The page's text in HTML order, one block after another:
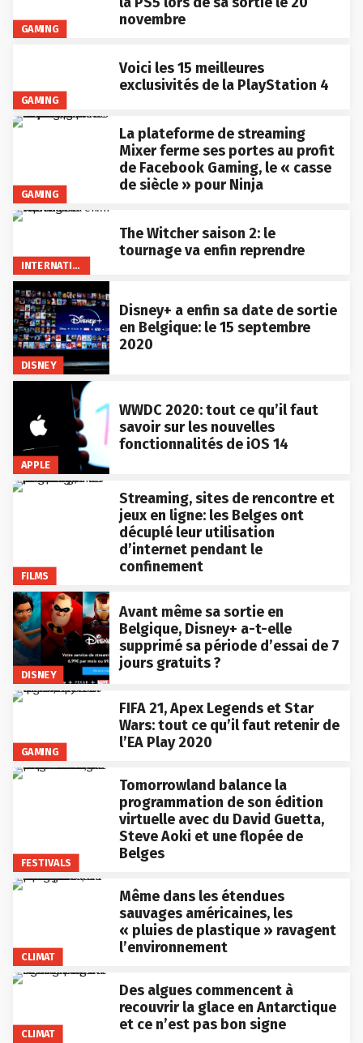
GAMING
novembre
GAMING
Voici les 15 meilleures
exclusivités de la PlayStation 4
GAMING
La plateforme de streaming
Mixer ferme ses portes au profit
de Facebook Gaming, le « casse
de siècle » pour Ninja
INTERNATIONAL
The Witcher saison 2: le
tournage va enfin reprendre
DISNEY
Disney+ a enfin sa date de sortie
en Belgique: le 15 septembre
2020
APPLE
WWDC 2020: tout ce qu’il faut
savoir sur les nouvelles
fonctionnalités de iOS 14
FILMS
Streaming, sites de rencontre et
jeux en ligne: les Belges ont
décuplé leur utilisation
d’internet pendant le
confinement
DISNEY
Avant même sa sortie en
Belgique, Disney+ a-t-elle
supprimé sa période d’essai de 7
jours gratuits ?
GAMING
FIFA 21, Apex Legends et Star
Wars: tout ce qu’il faut retenir de
l’EA Play 2020
FESTIVALS
Tomorrowland balance la
programmation de son édition
virtuelle avec du David Guetta,
Steve Aoki et une flopée de
Belges
CLIMAT
Même dans les étendues
sauvages américaines, les
« pluies de plastique » ravagent
l’environnement
CLIMAT
Des algues commencent à
recouvrir la glace en Antarctique
et ce n’est pas bon signe